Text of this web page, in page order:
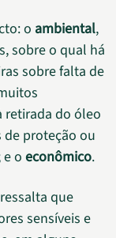
o ambiental,
sobre o qual há
sobre falta de
retirada do óleo
proteção ou
o econômico.
que
sensíveis e